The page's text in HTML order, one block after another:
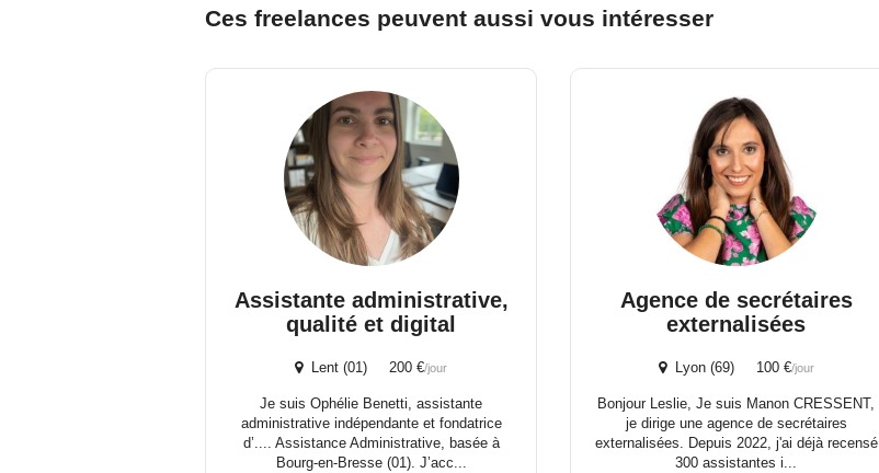
Ces freelances peuvent aussi vous intéresser
Assistante administrative,
qualité et digital
Lent (01) 200 €/jour
Je suis Ophélie Benetti, assistante
administrative indépendante et fondatrice
d’.... Assistance Administrative, basée à
Bourg-en-Bresse (01). J’acc...
Agence de secrétaires
externalisées
Lyon (69) 100 €/jour
Bonjour Leslie, Je suis Manon CRESSENT,
je dirige une agence de secrétaires
externalisées. Depuis 2022, j'ai déjà recensé
300 assistantes i...